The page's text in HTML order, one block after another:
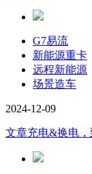
G7易流
新能源重卡
远程新能源
场景造车
2024-12-09
文章充电&换电